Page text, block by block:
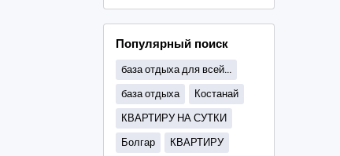
Популярный поиск
база отдыха для всей...
база отдыха
Костанай
КВАРТИРУ НА СУТКИ
Болгар
КВАРТИРУ